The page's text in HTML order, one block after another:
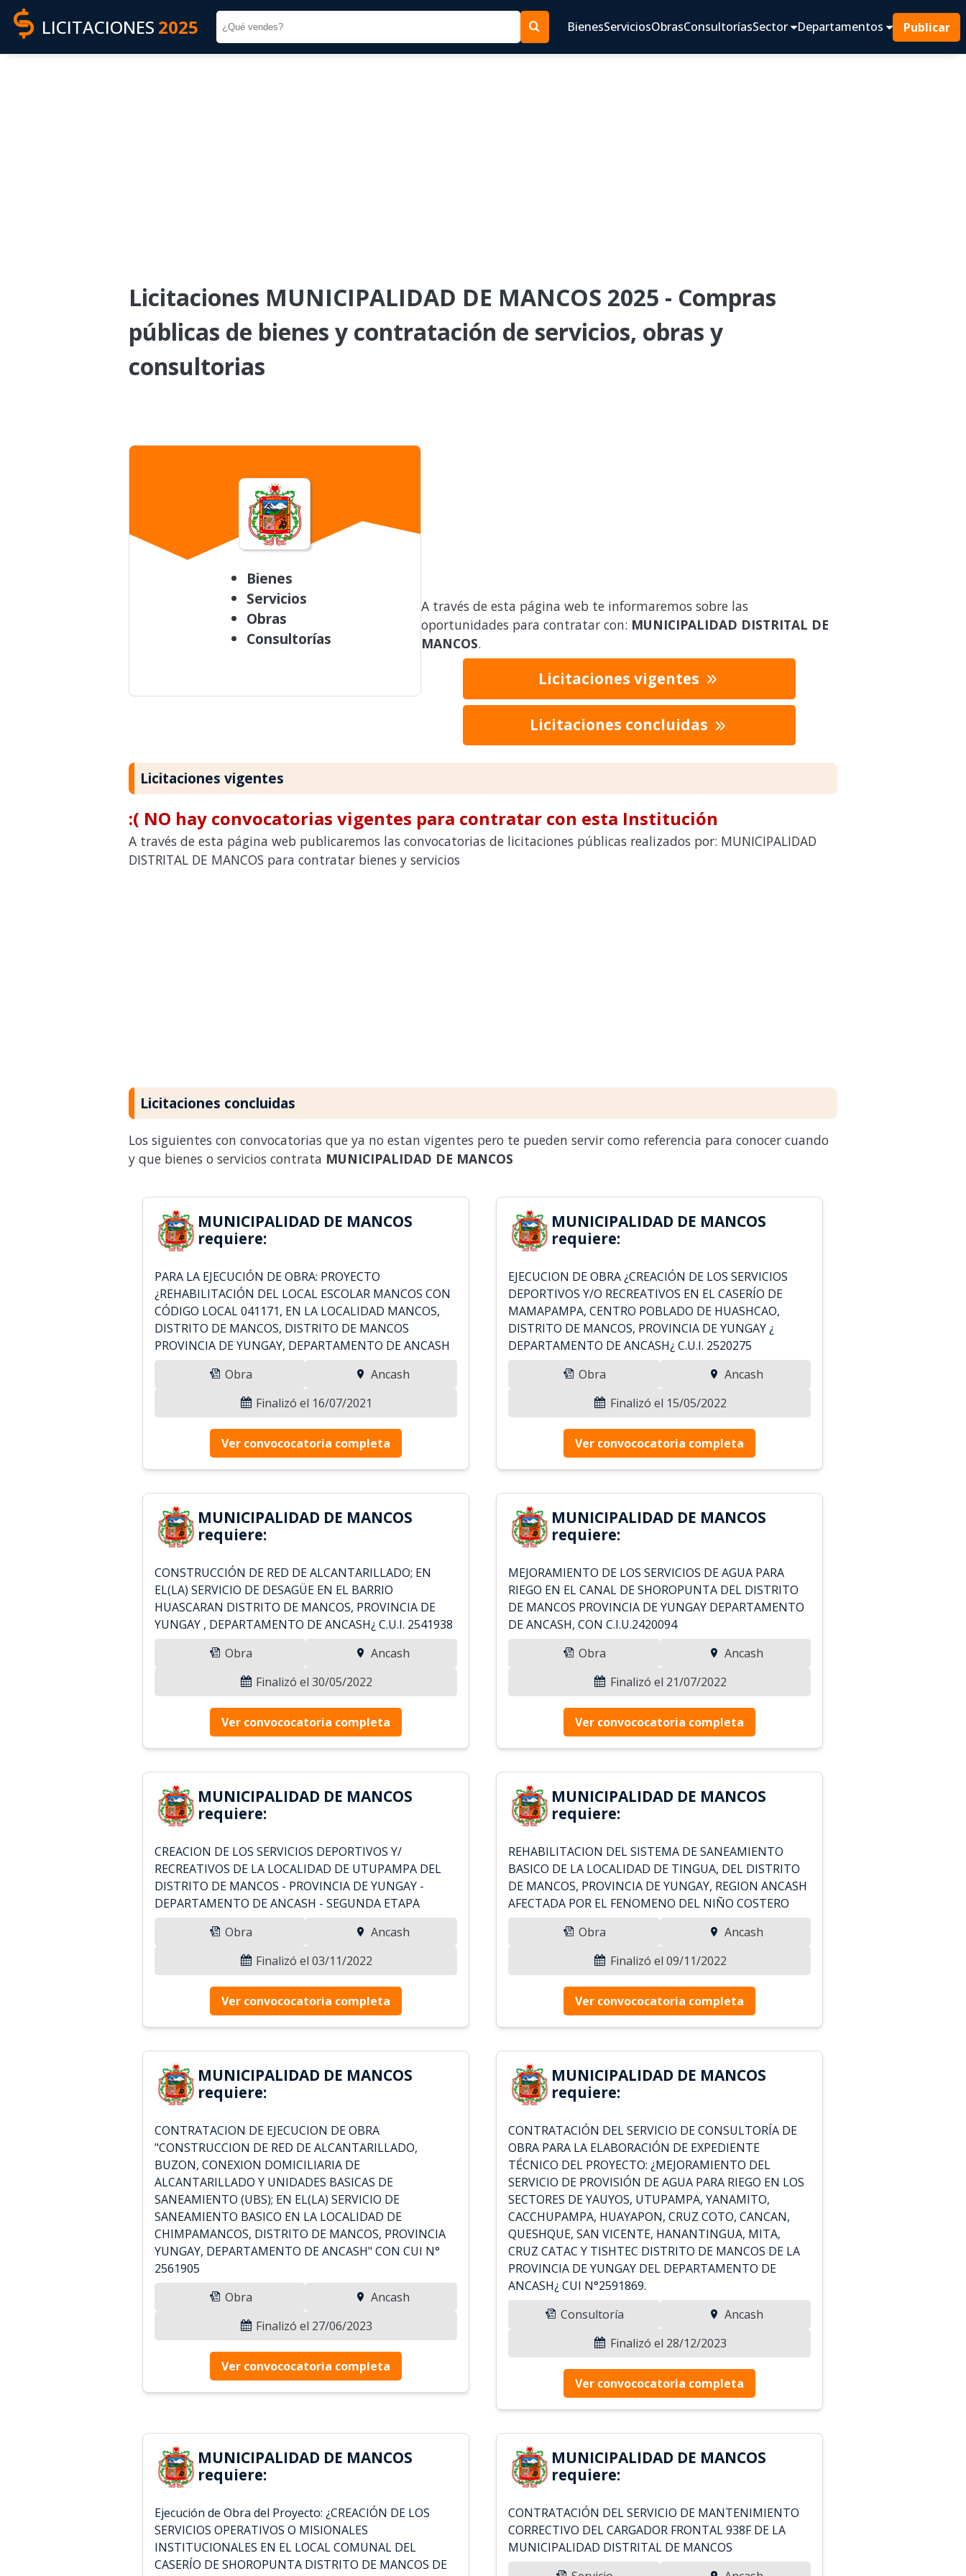
LICITACIONES 2025 BienesServiciosObrasConsultoríasSector Departamentos Publicar
Licitaciones MUNICIPALIDAD DE MANCOS 2025 - Compras
públicas de bienes y contratación de servicios, obras y
consultorias
Bienes
Servicios
Obras
Consultorías
A través de esta página web te informaremos sobre las
oportunidades para contratar con: MUNICIPALIDAD DISTRITAL DE
MANCOS.
Licitaciones vigentes
Licitaciones concluidas
Licitaciones vigentes
:( NO hay convocatorias vigentes para contratar con esta Institución
A través de esta página web publicaremos las convocatorias de licitaciones públicas realizados por: MUNICIPALIDAD
DISTRITAL DE MANCOS para contratar bienes y servicios
Licitaciones concluidas
Los siguientes con convocatorias que ya no estan vigentes pero te pueden servir como referencia para conocer cuando
y que bienes o servicios contrata MUNICIPALIDAD DE MANCOS
MUNICIPALIDAD DE MANCOS
requiere:
PARA LA EJECUCIÓN DE OBRA: PROYECTO
¿REHABILITACIÓN DEL LOCAL ESCOLAR MANCOS CON
CÓDIGO LOCAL 041171, EN LA LOCALIDAD MANCOS,
DISTRITO DE MANCOS, DISTRITO DE MANCOS
PROVINCIA DE YUNGAY, DEPARTAMENTO DE ANCASH
Obra
Ancash
Finalizó el 16/07/2021
Ver convococatoria completa
MUNICIPALIDAD DE MANCOS
requiere:
EJECUCION DE OBRA ¿CREACIÓN DE LOS SERVICIOS
DEPORTIVOS Y/O RECREATIVOS EN EL CASERÍO DE
MAMAPAMPA, CENTRO POBLADO DE HUASHCAO,
DISTRITO DE MANCOS, PROVINCIA DE YUNGAY ¿
DEPARTAMENTO DE ANCASH¿ C.U.I. 2520275
Obra
Ancash
Finalizó el 15/05/2022
Ver convococatoria completa
MUNICIPALIDAD DE MANCOS
requiere:
CONSTRUCCIÓN DE RED DE ALCANTARILLADO; EN
EL(LA) SERVICIO DE DESAGÜE EN EL BARRIO
HUASCARAN DISTRITO DE MANCOS, PROVINCIA DE
YUNGAY , DEPARTAMENTO DE ANCASH¿ C.U.I. 2541938
Obra
Ancash
Finalizó el 30/05/2022
Ver convococatoria completa
MUNICIPALIDAD DE MANCOS
requiere:
MEJORAMIENTO DE LOS SERVICIOS DE AGUA PARA
RIEGO EN EL CANAL DE SHOROPUNTA DEL DISTRITO
DE MANCOS PROVINCIA DE YUNGAY DEPARTAMENTO
DE ANCASH, CON C.I.U.2420094
Obra
Ancash
Finalizó el 21/07/2022
Ver convococatoria completa
MUNICIPALIDAD DE MANCOS
requiere:
CREACION DE LOS SERVICIOS DEPORTIVOS Y/
RECREATIVOS DE LA LOCALIDAD DE UTUPAMPA DEL
DISTRITO DE MANCOS - PROVINCIA DE YUNGAY -
DEPARTAMENTO DE ANCASH - SEGUNDA ETAPA
Obra
Ancash
Finalizó el 03/11/2022
Ver convococatoria completa
MUNICIPALIDAD DE MANCOS
requiere:
REHABILITACION DEL SISTEMA DE SANEAMIENTO
BASICO DE LA LOCALIDAD DE TINGUA, DEL DISTRITO
DE MANCOS, PROVINCIA DE YUNGAY, REGION ANCASH
AFECTADA POR EL FENOMENO DEL NIÑO COSTERO
Obra
Ancash
Finalizó el 09/11/2022
Ver convococatoria completa
MUNICIPALIDAD DE MANCOS
requiere:
CONTRATACION DE EJECUCION DE OBRA
"CONSTRUCCION DE RED DE ALCANTARILLADO,
BUZON, CONEXION DOMICILIARIA DE
ALCANTARILLADO Y UNIDADES BASICAS DE
SANEAMIENTO (UBS); EN EL(LA) SERVICIO DE
SANEAMIENTO BASICO EN LA LOCALIDAD DE
CHIMPAMANCOS, DISTRITO DE MANCOS, PROVINCIA
YUNGAY, DEPARTAMENTO DE ANCASH" CON CUI N°
2561905
Obra
Ancash
Finalizó el 27/06/2023
Ver convococatoria completa
MUNICIPALIDAD DE MANCOS
requiere:
CONTRATACIÓN DEL SERVICIO DE CONSULTORÍA DE
OBRA PARA LA ELABORACIÓN DE EXPEDIENTE
TÉCNICO DEL PROYECTO: ¿MEJORAMIENTO DEL
SERVICIO DE PROVISIÓN DE AGUA PARA RIEGO EN LOS
SECTORES DE YAUYOS, UTUPAMPA, YANAMITO,
CACCHUPAMPA, HUAYAPON, CRUZ COTO, CANCAN,
QUESHQUE, SAN VICENTE, HANANTINGUA, MITA,
CRUZ CATAC Y TISHTEC DISTRITO DE MANCOS DE LA
PROVINCIA DE YUNGAY DEL DEPARTAMENTO DE
ANCASH¿ CUI N°2591869.
Consultoría
Ancash
Finalizó el 28/12/2023
Ver convococatoria completa
MUNICIPALIDAD DE MANCOS
requiere:
Ejecución de Obra del Proyecto: ¿CREACIÓN DE LOS
SERVICIOS OPERATIVOS O MISIONALES
INSTITUCIONALES EN EL LOCAL COMUNAL DEL
CASERÍO DE SHOROPUNTA DISTRITO DE MANCOS DE
MUNICIPALIDAD DE MANCOS
requiere:
CONTRATACIÓN DEL SERVICIO DE MANTENIMIENTO
CORRECTIVO DEL CARGADOR FRONTAL 938F DE LA
MUNICIPALIDAD DISTRITAL DE MANCOS